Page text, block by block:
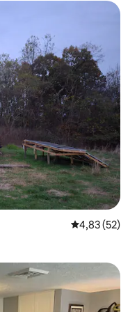
4,83 av 5 i
4,83 (52)